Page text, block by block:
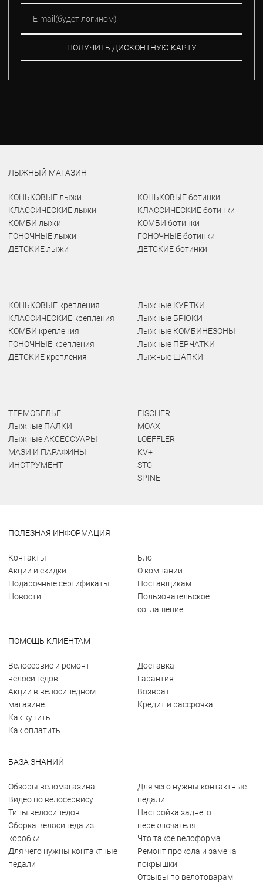
ПОЛУЧИТЬ ДИСКОНТНУЮ КАРТУ
ЛЫЖНЫЙ МАГАЗИН
КОНЬКОВЫЕ лыжи
КЛАССИЧЕСКИЕ лыжи
КОМБИ лыжи
ГОНОЧНЫЕ лыжи
ДЕТСКИЕ лыжи
КОНЬКОВЫЕ ботинки
КЛАССИЧЕСКИЕ ботинки
КОМБИ ботинки
ГОНОЧНЫЕ ботинки
ДЕТСКИЕ ботинки
КОНЬКОВЫЕ крепления
КЛАССИЧЕСКИЕ крепления
КОМБИ крепления
ГОНОЧНЫЕ крепления
ДЕТСКИЕ крепления
Лыжные КУРТКИ
Лыжные БРЮКИ
Лыжные КОМБИНЕЗОНЫ
Лыжные ПЕРЧАТКИ
Лыжные ШАПКИ
ТЕРМОБЕЛЬЕ
Лыжные ПАЛКИ
Лыжные АКСЕССУАРЫ
МАЗИ И ПАРАФИНЫ
ИНСТРУМЕНТ
FISCHER
MOAX
LOEFFLER
KV+
STC
SPINE
ПОЛЕЗНАЯ ИНФОРМАЦИЯ
Контакты
Акции и скидки
Подарочные сертификаты
Новости
Блог
О компании
Поставщикам
Пользовательское
соглашение
ПОМОЩЬ КЛИЕНТАМ
Велосервис и ремонт
велосипедов
Акции в велосипедном
магазине
Как купить
Как оплатить
Доставка
Гарантия
Возврат
Кредит и рассрочка
БАЗА ЗНАНИЙ
Обзоры веломагазина
Видео по велосервису
Типы велосипедов
Сборка велосипеда из
коробки
Для чего нужны контактные
педали
Для чего нужны контактные
педали
Настройка заднего
переключателя
Что такое велоформа
Ремонт прокола и замена
покрышки
Отзывы по велотоварам